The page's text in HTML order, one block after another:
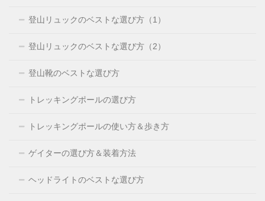
登山リュックのベストな選び方（1）
登山リュックのベストな選び方（2）
登山靴のベストな選び方
トレッキングポールの選び方
トレッキングポールの使い方＆歩き方
ゲイターの選び方＆装着方法
ヘッドライトのベストな選び方